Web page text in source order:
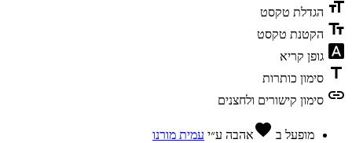
הגדלת טקסט
הקטנת טקסט
גופן קריא
סימון כותרות
סימון קישורים ולחצנים
מופעל בfavorite אהבהע״י עמית מורנו